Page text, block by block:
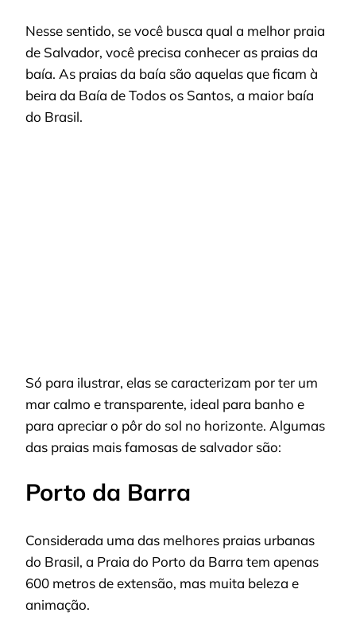
Nesse sentido, se você busca qual a melhor praia
de Salvador, você precisa conhecer as praias da
baía. As praias da baía são aquelas que ficam à
beira da Baía de Todos os Santos, a maior baía
do Brasil.
Só para ilustrar, elas se caracterizam por ter um
mar calmo e transparente, ideal para banho e
para apreciar o pôr do sol no horizonte. Algumas
das praias mais famosas de salvador são:
Porto da Barra
Considerada uma das melhores praias urbanas
do Brasil, a Praia do Porto da Barra tem apenas
600 metros de extensão, mas muita beleza e
animação.